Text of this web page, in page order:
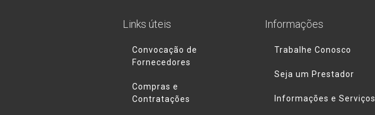
Links úteis
Convocação de
Fornecedores
Compras e
Contratações
Informações
Trabalhe Conosco
Seja um Prestador
Informações e Serviços